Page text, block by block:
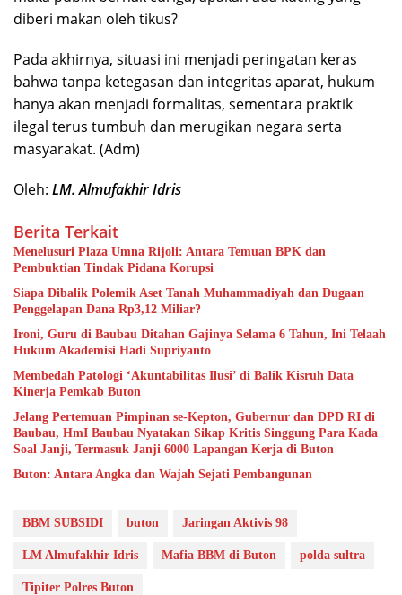
diberi makan oleh tikus?
Pada akhirnya, situasi ini menjadi peringatan keras
bahwa tanpa ketegasan dan integritas aparat, hukum
hanya akan menjadi formalitas, sementara praktik
ilegal terus tumbuh dan merugikan negara serta
masyarakat. (Adm)
Oleh: LM. Almufakhir Idris
Berita Terkait
Menelusuri Plaza Umna Rijoli: Antara Temuan BPK dan
Pembuktian Tindak Pidana Korupsi
Siapa Dibalik Polemik Aset Tanah Muhammadiyah dan Dugaan
Penggelapan Dana Rp3,12 Miliar?
Ironi, Guru di Baubau Ditahan Gajinya Selama 6 Tahun, Ini Telaah
Hukum Akademisi Hadi Supriyanto
Membedah Patologi ‘Akuntabilitas Ilusi’ di Balik Kisruh Data
Kinerja Pemkab Buton
Jelang Pertemuan Pimpinan se-Kepton, Gubernur dan DPD RI di
Baubau, HmI Baubau Nyatakan Sikap Kritis Singgung Para Kada
Soal Janji, Termasuk Janji 6000 Lapangan Kerja di Buton
Buton: Antara Angka dan Wajah Sejati Pembangunan
BBM SUBSIDI buton Jaringan Aktivis 98
LM Almufakhir Idris Mafia BBM di Buton polda sultra
Tipiter Polres Buton